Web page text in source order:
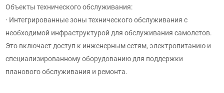
Объекты технического обслуживания:
· Интегрированные зоны технического обслуживания с
необходимой инфраструктурой для обслуживания самолетов.
Это включает доступ к инженерным сетям, электропитанию и
специализированному оборудованию для поддержки
планового обслуживания и ремонта.